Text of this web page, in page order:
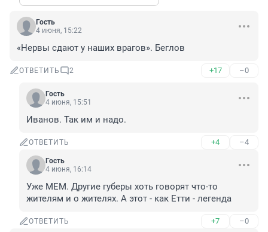
Гость
4 июня, 15:22
«Нервы сдают у наших врагов». Беглов
ОТВЕТИТЬ 2 +17 –0
Гость
4 июня, 15:51
Иванов. Так им и надо.
ОТВЕТИТЬ +4 –4
Гость
4 июня, 16:14
Уже МЕМ. Другие губеры хоть говорят что-то
жителям и о жителях. А этот - как Етти - легенда
ОТВЕТИТЬ +7 –0